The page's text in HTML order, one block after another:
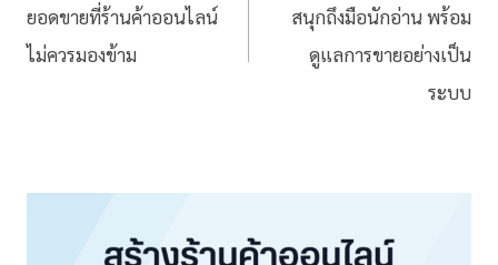
ยอดขายที่ร้านค้าออนไลน์
ไม่ควรมองข้าม
สนุกถึงมือนักอ่าน พร้อม
ดูแลการขายอย่างเป็น
ระบบ